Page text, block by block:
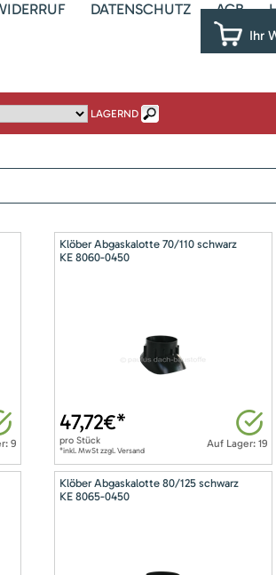
DATENSCHUTZ AGB
Ihr
LAGERND
9
Klöber Abgaskalotte 70/110 schwarz
KE 8060-0450
Auf Lager: 19
47,72€*
pro Stück
*inkl. MwSt zzgl. Versand
Klöber Abgaskalotte 80/125 schwarz
KE 8065-0450